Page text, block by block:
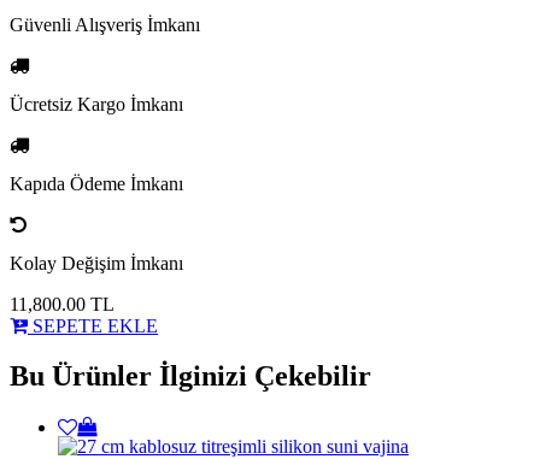
Güvenli Alışveriş İmkanı
Ücretsiz Kargo İmkanı
Kapıda Ödeme İmkanı
Kolay Değişim İmkanı
11,800.00 TL
SEPETE EKLE
Bu Ürünler İlginizi Çekebilir